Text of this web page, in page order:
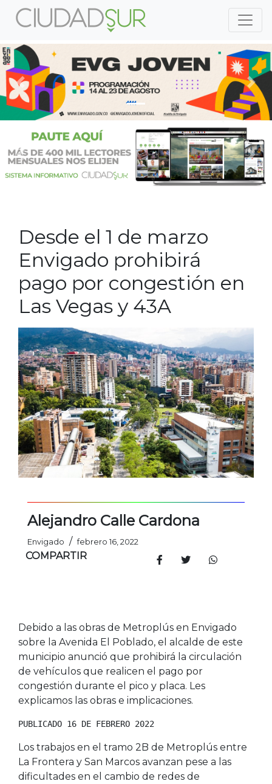
Previous
Previous
Desde el 1 de marzo
Envigado prohibirá
pago por congestión en
Las Vegas y 43A
Alejandro Calle Cardona
Envigado / febrero 16, 2022
COMPARTIR
Debido a las obras de Metroplús en Envigado
sobre la Avenida El Poblado, el alcalde de este
municipio anunció que prohibirá la circulación
de vehículos que realicen el pago por
congestión durante el pico y placa. Les
explicamos las obras e implicaciones.
PUBLICADO 16 DE FEBRERO 2022
Los trabajos en el tramo 2B de Metroplús entre
La Frontera y San Marcos avanzan pese a las
dificultades en el cambio de redes de